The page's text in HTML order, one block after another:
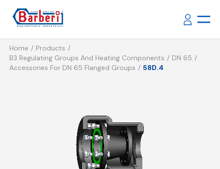
Home
Products
B3 Regulating Groups And Heating Components
DN 65
Accessories For DN 65 Flanged Groups
58D.4